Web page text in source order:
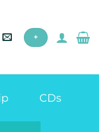
+
CDs